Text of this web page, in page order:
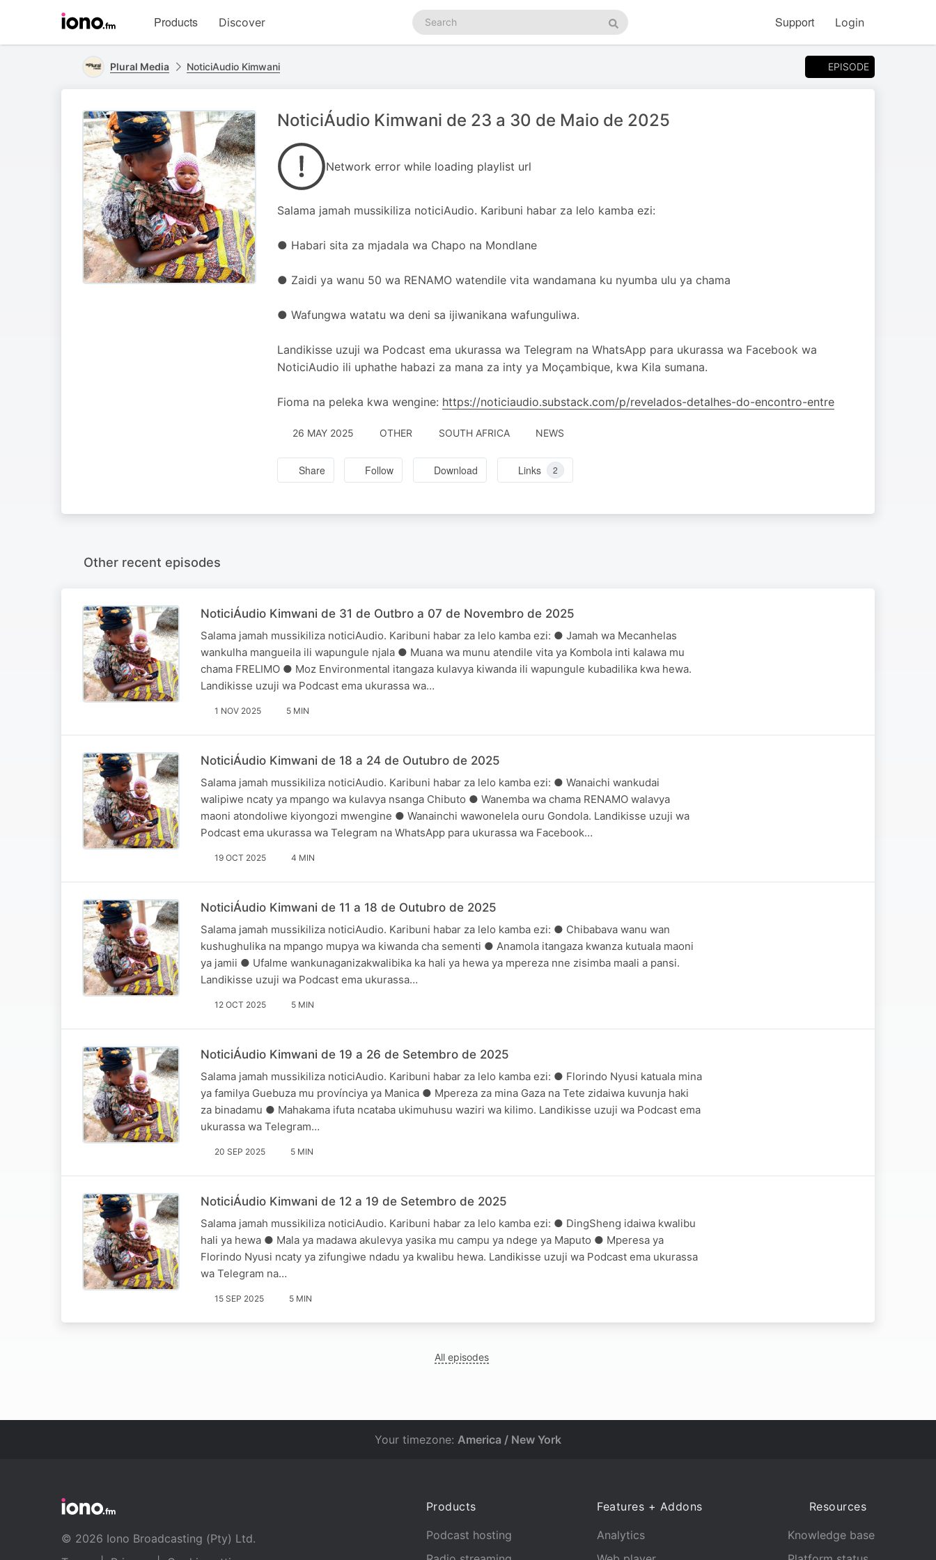
homepage
Products Discover
Search
podcasts
Search
Support Login
Plural Media NoticiAudio Kimwani EPISODE
NoticiÁudio Kimwani de 23 a 30 de Maio de 2025
Network error while loading playlist url
Salama jamah mussikiliza noticiAudio. Karibuni habar za lelo kamba ezi:
● Habari sita za mjadala wa Chapo na Mondlane
● Zaidi ya wanu 50 wa RENAMO watendile vita wandamana ku nyumba ulu ya chama
● Wafungwa watatu wa deni sa ijiwanikana wafunguliwa.
Landikisse uzuji wa Podcast ema ukurassa wa Telegram na WhatsApp para ukurassa wa Facebook wa
NoticiAudio ili uphathe habazi za mana za inty ya Moçambique, kwa Kila sumana.
Fioma na peleka kwa wengine: https://noticiaudio.substack.com/p/revelados-detalhes-do-encontro-entre
26 MAY 2025 OTHER SOUTH AFRICA NEWS
Share Follow Download Links 2
Other recent episodes
NoticiÁudio Kimwani de 31 de Outbro a 07 de Novembro de 2025
Salama jamah mussikiliza noticiAudio. Karibuni habar za lelo kamba ezi: ● Jamah wa Mecanhelas
wankulha mangueila ili wapungule njala ● Muana wa munu atendile vita ya Kombola inti kalawa mu
chama FRELIMO ● Moz Environmental itangaza kulavya kiwanda ili wapungule kubadilika kwa hewa.
Landikisse uzuji wa Podcast ema ukurassa wa…
1 NOV 2025 5 MIN
NoticiÁudio Kimwani de 18 a 24 de Outubro de 2025
Salama jamah mussikiliza noticiAudio. Karibuni habar za lelo kamba ezi: ● Wanaichi wankudai
walipiwe ncaty ya mpango wa kulavya nsanga Chibuto ● Wanemba wa chama RENAMO walavya
maoni atondoliwe kiyongozi mwengine ● Wanainchi wawonelela ouru Gondola. Landikisse uzuji wa
Podcast ema ukurassa wa Telegram na WhatsApp para ukurassa wa Facebook…
19 OCT 2025 4 MIN
NoticiÁudio Kimwani de 11 a 18 de Outubro de 2025
Salama jamah mussikiliza noticiAudio. Karibuni habar za lelo kamba ezi: ● Chibabava wanu wan
kushughulika na mpango mupya wa kiwanda cha sementi ● Anamola itangaza kwanza kutuala maoni
ya jamii ● Ufalme wankunaganizakwalibika ka hali ya hewa ya mpereza nne zisimba maali a pansi.
Landikisse uzuji wa Podcast ema ukurassa…
12 OCT 2025 5 MIN
NoticiÁudio Kimwani de 19 a 26 de Setembro de 2025
Salama jamah mussikiliza noticiAudio. Karibuni habar za lelo kamba ezi: ● Florindo Nyusi katuala mina
ya familya Guebuza mu provínciya ya Manica ● Mpereza za mina Gaza na Tete zidaiwa kuvunja haki
za binadamu ● Mahakama ifuta ncataba ukimuhusu waziri wa kilimo. Landikisse uzuji wa Podcast ema
ukurassa wa Telegram…
20 SEP 2025 5 MIN
NoticiÁudio Kimwani de 12 a 19 de Setembro de 2025
Salama jamah mussikiliza noticiAudio. Karibuni habar za lelo kamba ezi: ● DingSheng idaiwa kwalibu
hali ya hewa ● Mala ya madawa akulevya yasika mu campu ya ndege ya Maputo ● Mperesa ya
Florindo Nyusi ncaty ya zifungiwe ndadu ya kwalibu hewa. Landikisse uzuji wa Podcast ema ukurassa
wa Telegram na…
15 SEP 2025 5 MIN
All episodes
Your timezone: America / New York
© 2026 Iono Broadcasting (Pty) Ltd.
Products
Podcast hosting
Features + Addons
Analytics
Resources
Knowledge base